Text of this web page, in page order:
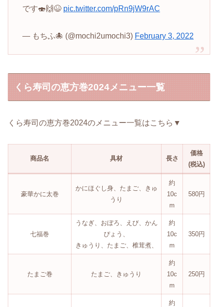
です🍣🙌😆 pic.twitter.com/pRn9jW9rAC
— もちふ🐙 (@mochi2umochi3) February 3, 2022
くら寿司の恵方巻2024メニュー一覧
くら寿司の恵方巻2024のメニュー一覧はこちら▼
商品名 具材 長さ
価格
(税込)
豪華かに太巻
かにほぐし身、たまご、きゅ
うり
約
10c
m
580円
七福巻
うなぎ、おぼろ、えび、かん
ぴょう、
きゅうり、たまご、椎茸煮、
約
10c
m
350円
たまご巻 たまご、きゅうり
約
10c
m
250円
約